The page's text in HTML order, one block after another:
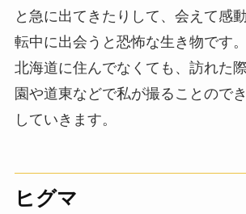
と急に出てきたりして、会えて感
転中に出会うと恐怖な生き物です。
北海道に住んでなくても、訪れた
園や道東などで私が撮ることので
していきます。
ヒグマ